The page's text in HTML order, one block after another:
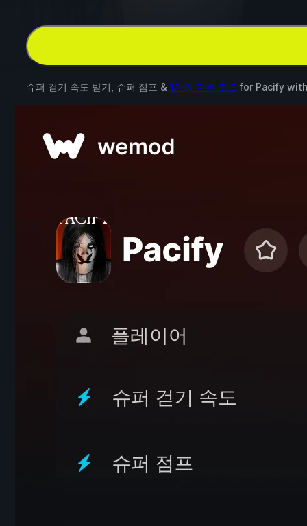
슈퍼 걷기 속도 받기, 슈퍼 점프 & 1개의 다른 모드 for Pacify